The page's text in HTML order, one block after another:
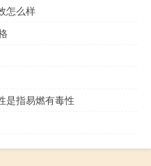
怎么样
是指易燃有毒性